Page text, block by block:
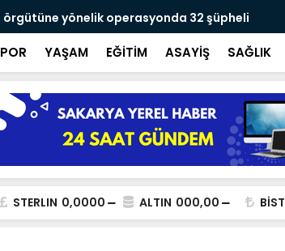
örgütüne yönelik operasyonda 32 şüpheli
YAŞAM EĞİTİM ASAYİŞ SAĞLIK
STERLIN 0,0000 ALTIN 000,00 BİST